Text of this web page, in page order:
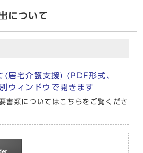
について
(居宅介護支援) (PDF形式、
ウィンドウで開きます
書類についてはこちらをご覧くださ